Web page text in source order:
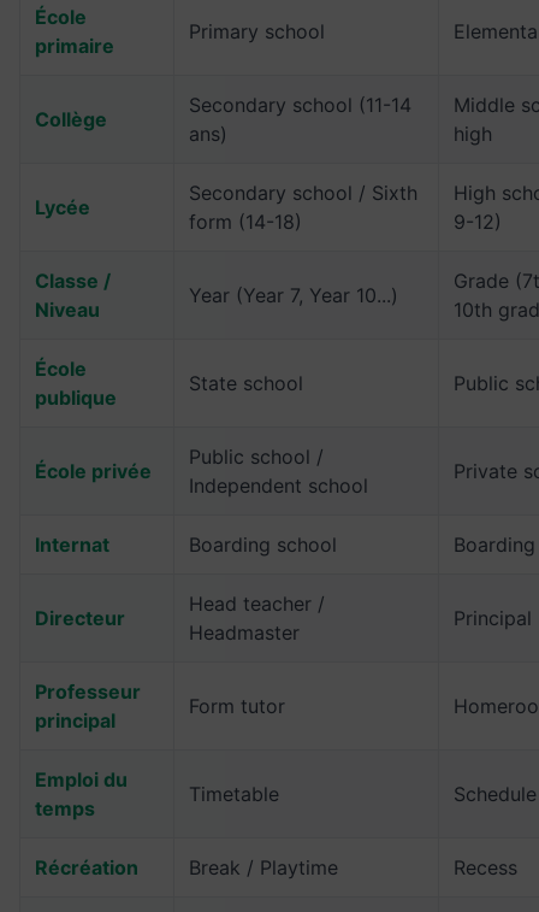
École
primaire
Primary school
Collège
Secondary school (11-14
ans)
Middle
high
Lycée
Secondary school / Sixth
form (14-18)
High
9-12)
Classe /
Niveau
Year (Year 7, Year 10...)
Grade
10th
École
publique
State school Public
École privée
Public school /
Independent school
Private
Internat Boarding school
Directeur
Head teacher /
Headmaster
Principal
Professeur
principal
Form tutor
Emploi du
temps
Timetable Schedule
Récréation Break / Playtime Recess